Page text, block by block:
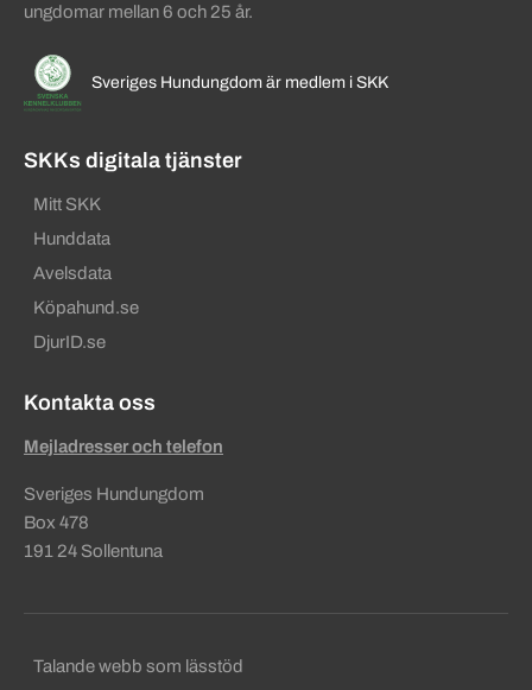
ungdomar mellan 6 och 25 år.
Sveriges Hundungdom är medlem i SKK
SKKs digitala tjänster
Mitt SKK
Hunddata
Avelsdata
Köpahund.se
DjurID.se
Kontakta oss
Mejladresser och telefon
Sveriges Hundungdom
Box 478
191 24 Sollentuna
Sekundära sidfotslänkar
Talande webb som lässtöd